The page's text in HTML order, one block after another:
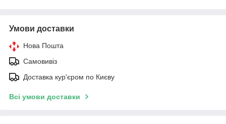
Умови доставки
Нова Пошта
Самовивіз
Доставка кур'єром по Києву
Всі умови доставки